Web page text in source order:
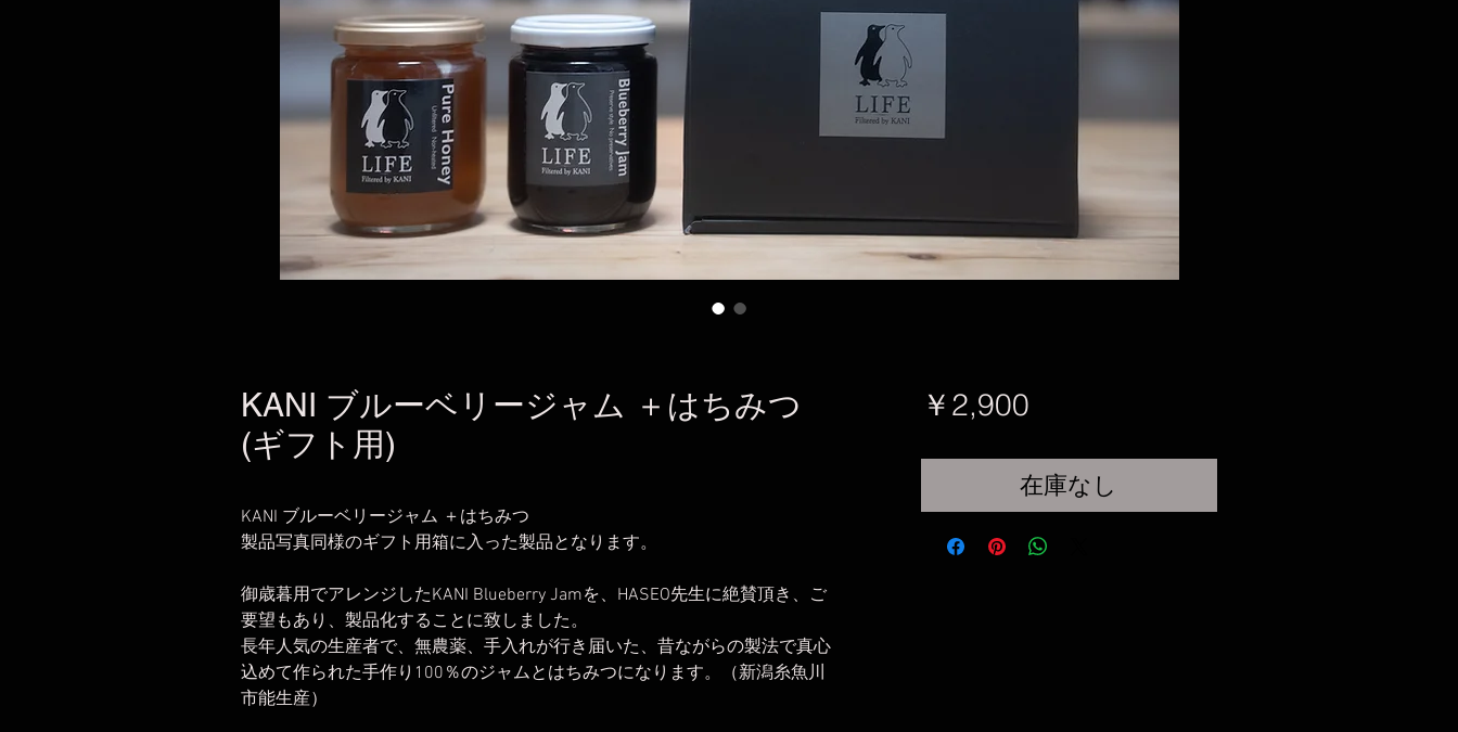
KANI ブルーベリージャム ＋はちみつ
(ギフト用)
KANI ブルーベリージャム ＋はちみつ
製品写真同様のギフト用箱に入った製品となります。
御歳暮用でアレンジしたKANI Blueberry Jamを、HASEO先生に絶賛頂き、ご
要望もあり、製品化することに致しました。
長年人気の生産者で、無農薬、手入れが行き届いた、昔ながらの製法で真心
込めて作られた手作り100％のジャムとはちみつになります。（新潟糸魚川
市能生産）
￥2,900価
在庫なし